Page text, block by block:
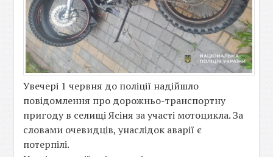
Увечері 1 червня до поліції надійшло
повідомлення про дорожньо-транспортну
пригоду в селищі Ясіня за участі мотоцикла. За
словами очевидців, унаслідок аварії є
потерпілі.